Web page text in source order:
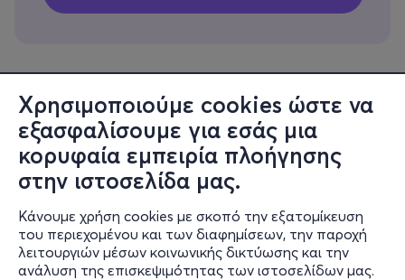
Χρησιμοποιούμε cookies ώστε να
εξασφαλίσουμε για εσάς μια
κορυφαία εμπειρία πλοήγησης
στην ιστοσελίδα μας.
Κάνουμε χρήση cookies με σκοπό την εξατομίκευση
του περιεχομένου και των διαφημίσεων, την παροχή
λειτουργιών μέσων κοινωνικής δικτύωσης και την
ανάλυση της επισκεψιμότητας των ιστοσελίδων μας.
Πληροφορίες
Υποστήριξη
Stay Connected